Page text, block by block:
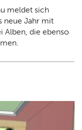
meldet sich
neue Jahr mit
Alben, die ebenso